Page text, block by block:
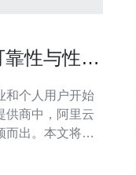
性与性价
和个人用户开始
供商中，阿里云
而出。本文将对